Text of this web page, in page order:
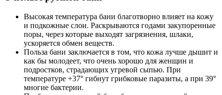
Высокая температура бани благотворно влияет на кожу
и подкожные слои. Раскрываются годами закупоренные
поры, через которые выходят загрязнения, шлаки,
ускоряется обмен веществ.
Польза бани заключается в том, что кожа лучше дышит и
как бы молодеет, что очень хорошо для женщин и
подростков, страдающих угревой сыпью. При
температуре +37° гибнут грибковые паразиты, а при 39°
многие бактерии.